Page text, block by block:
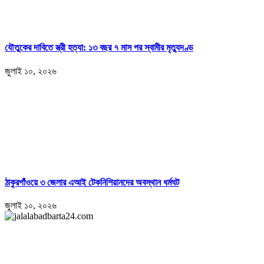
যৌতুকের দাবিতে স্ত্রী হত্যা: ১৩ বছর ৭ মাস পর স্বামীর মৃত্যুদণ্ড
জুলাই ১০, ২০২৬
ঠাকুরগাঁওয়ে ৩ জেলার এআই টেকনিশিয়ানদের অবস্থান ধর্মঘট
জুলাই ১০, ২০২৬